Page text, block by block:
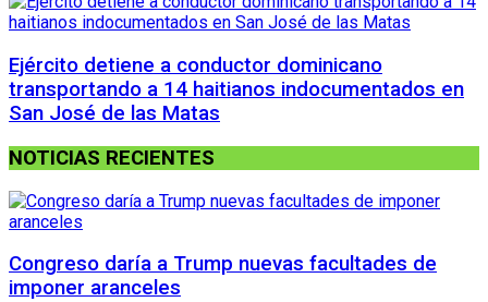
Ejército detiene a conductor dominicano
transportando a 14 haitianos indocumentados en
San José de las Matas
NOTICIAS RECIENTES
Congreso daría a Trump nuevas facultades de
imponer aranceles